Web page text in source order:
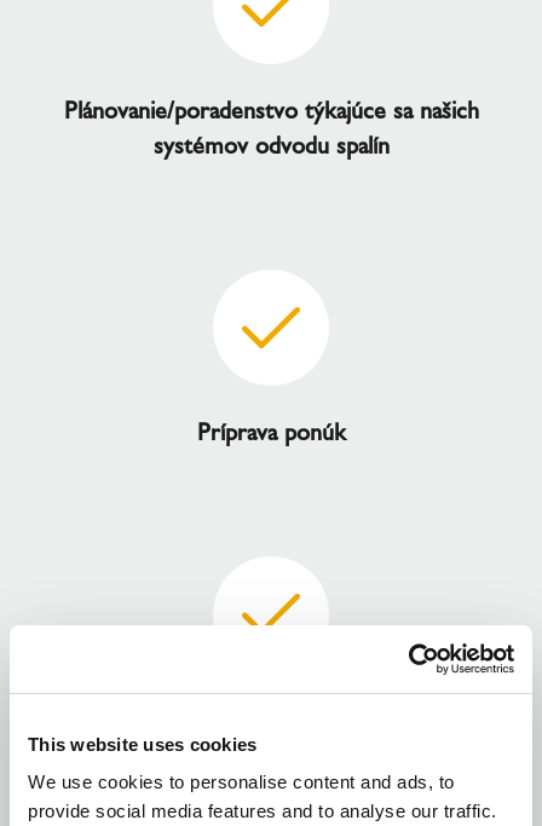
This website uses cookies
We use cookies to personalise content and ads, to
provide social media features and to analyse our traffic.
Plánovanie/poradenstvo týkajúce sa našich
systémov odvodu spalín
Príprava ponúk